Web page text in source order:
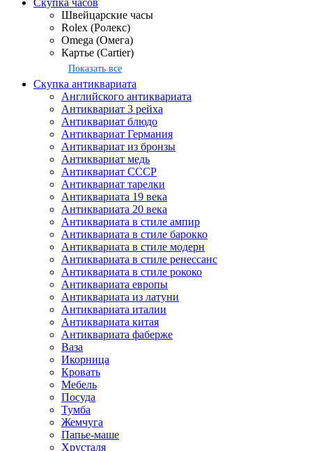
Скупка часов
Швейцарские часы
Rolex (Ролекс)
Omega (Омега)
Картье (Cartier)
Показать все
Скупка антиквариата
Английского антиквариата
Антиквариат 3 рейха
Антиквариат блюдо
Антиквариат Германия
Антиквариат из бронзы
Антиквариат медь
Антиквариат СССР
Антиквариат тарелки
Антиквариата 19 века
Антиквариата 20 века
Антиквариата в стиле ампир
Антиквариата в стиле барокко
Антиквариата в стиле модерн
Антиквариата в стиле ренессанс
Антиквариата в стиле рококо
Антиквариата европы
Антиквариата из латуни
Антиквариата италии
Антиквариата китая
Антиквариата фаберже
Ваза
Икорница
Кровать
Мебель
Посуда
Тумба
Жемчуга
Папье-маше
Хрусталя